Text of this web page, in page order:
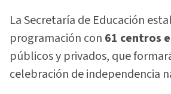
La Secretaría de Educación
programación con 61 centros
públicos y privados, que
celebración de independencia